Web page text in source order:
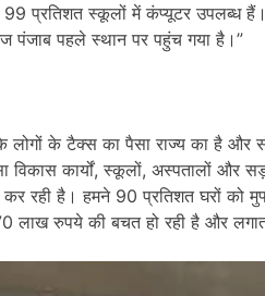
99 प्रतिशत स्कूलों में कंप्यूटर उपलब्ध
पंजाब पहले स्थान पर पहुंच गया है।”
लोगों के टैक्स का पैसा राज्य का है और
विकास कार्यों, स्कूलों, अस्पतालों और
रही है। हमने 90 प्रतिशत घरों को
लाख रुपये की बचत हो रही है और